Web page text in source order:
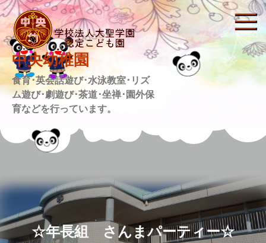
Skip
to
content
中央幼稚園
食育･英会話遊び･水泳教室･リズ
ム遊び･劇遊び･茶道･坐禅･園外保
育などを行っています。
☆年長組 さんまパーティー☆